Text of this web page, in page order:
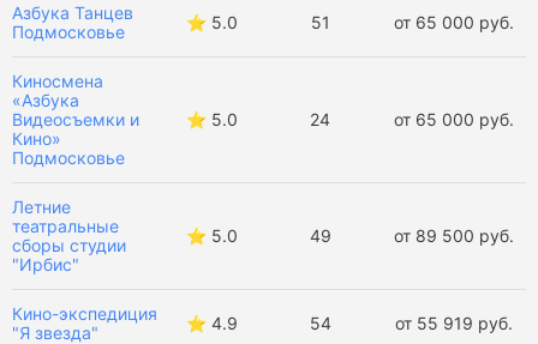
Творческие лагеря в Калужской области
Творческие лагеря во Владимирской области
Творческие лагеря в Ярославской области
Летние творческие лагеря
Весенние творческие лагеря
Зимние творческие лагеря
Азбука Танцев
Подмосковье
⭐️ 5.0 51 от 65 000 руб.
Киносмена
«Азбука
Видеосъемки и
Кино»
Подмосковье
⭐️ 5.0 24 от 65 000 руб.
Летние
театральные
сборы студии
"Ирбис"
⭐️ 5.0 49 от 89 500 руб.
Кино-экспедиция
"Я звезда"
⭐️ 4.9 54 от 55 919 руб.